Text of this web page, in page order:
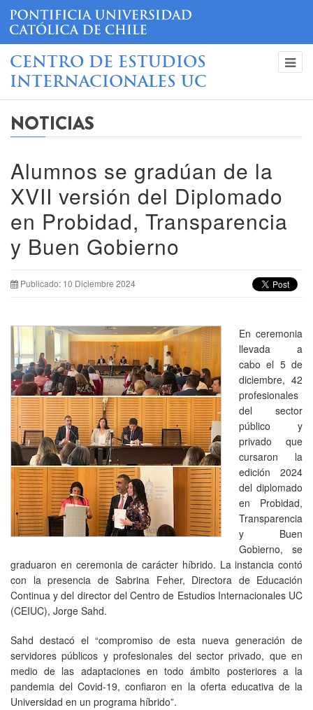
CENTRO DE ESTUDIOS
INTERNACIONALES UC
NOTICIAS
Alumnos se gradúan de la
XVII versión del Diplomado
en Probidad, Transparencia
y Buen Gobierno
Publicado: 10 Diciembre 2024
En ceremonia
llevada a
cabo el 5 de
diciembre, 42
profesionales
del sector
público y
privado que
cursaron la
edición 2024
del diplomado
en Probidad,
Transparencia
y Buen
Gobierno, se
graduaron en ceremonia de carácter híbrido. La instancia contó
con la presencia de Sabrina Feher, Directora de Educación
Continua y del director del Centro de Estudios Internacionales UC
(CEIUC), Jorge Sahd.
Sahd destacó el “compromiso de esta nueva generación de
servidores públicos y profesionales del sector privado, que en
medio de las adaptaciones en todo ámbito posteriores a la
pandemia del Covid-19, confiaron en la oferta educativa de la
Universidad en un programa híbrido”.